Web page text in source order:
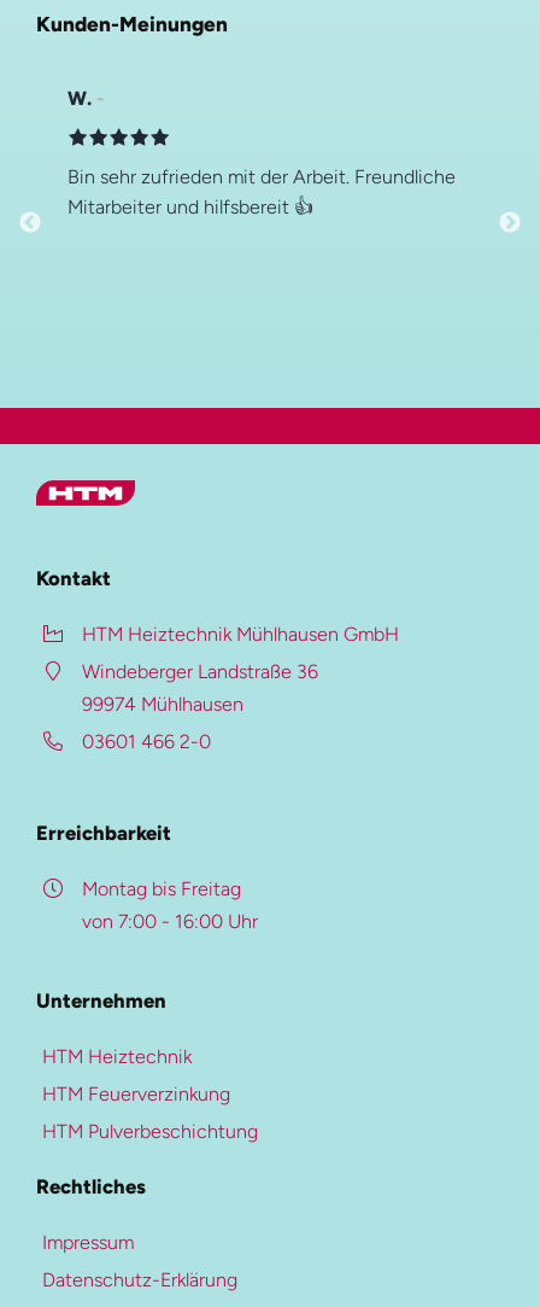
Kunden-Meinungen
W.
Bin sehr zufrieden mit der Arbeit. Freundliche
Mitarbeiter und hilfsbereit 👍
Kontakt
HTM Heiztechnik Mühlhausen GmbH
Windeberger Landstraße 36
99974 Mühlhausen
03601 466 2-0
Erreichbarkeit
Montag bis Freitag
von 7:00 - 16:00 Uhr
Unternehmen
HTM Heiztechnik
HTM Feuerverzinkung
HTM Pulverbeschichtung
Rechtliches
Impressum
Datenschutz-Erklärung
Auf dieser Seite
Pulverbeschichtung
Farben- und Oberflächen
Qualitätskontrolle
Diese Seite teilen
Hauptmenü
HTM Verzinkung
HTM Beschichtung
HTM-Magazin
Karriere-Portal
Kontakt
Mehr zur Heiztechnik
Heiztechnik
Blockheizkraftwerke
Heizungen
Kältetechnik
Klimaanlagen